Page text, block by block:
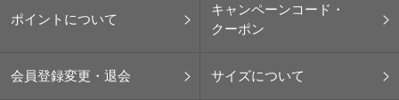
ポイントについて
キャンペーンコード・
クーポン
会員登録変更・退会 サイズについて